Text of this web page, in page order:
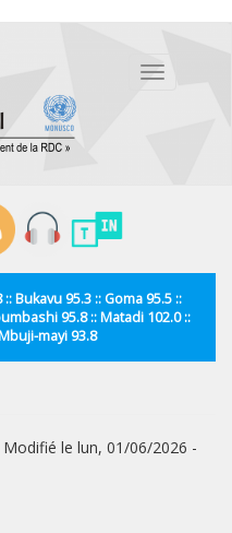
Toggle
Bukavu 95.3 :: Goma 95.5 ::
95.8 :: Matadi 102.0 ::
mayi 93.8
le lun, 01/06/2026 -